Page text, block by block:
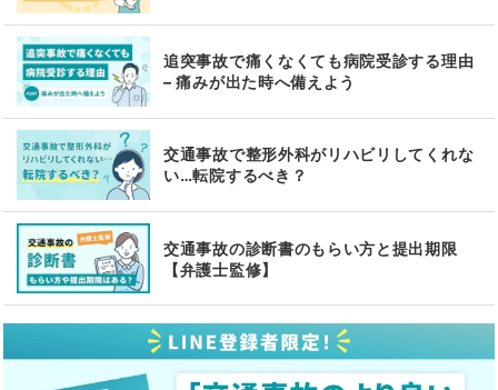
追突事故で痛くなくても病院受診する理由
– 痛みが出た時へ備えよう
交通事故で整形外科がリハビリしてくれな
い…転院するべき？
交通事故の診断書のもらい方と提出期限
【弁護士監修】